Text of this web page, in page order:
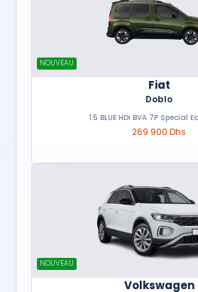
NOUVEAU
Fiat
Doblo
1.5 BLUE HDI BVA 7P Special
269 900 Dhs
NOUVEAU
Volkswagen